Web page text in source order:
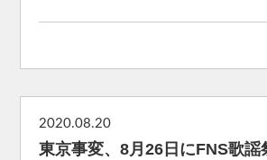
2020.08.20
東京事変、8月26日にFNS歌謡